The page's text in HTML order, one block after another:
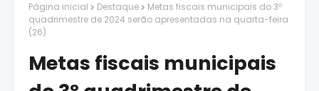
Página inicial Destaque
Metas fiscais municipais do 3º
quadrimestre de 2024 serão apresentadas na quarta-feira
(26)
Metas fiscais municipais